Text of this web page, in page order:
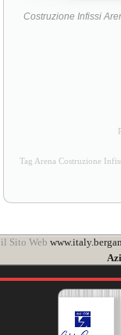
Costruzione Infissi
Tag Arena Costruzione
il Sito Web